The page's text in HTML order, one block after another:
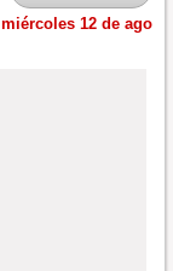
miércoles 12 de ago